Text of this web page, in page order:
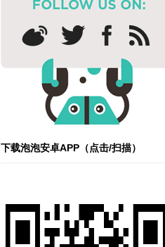
下载泡泡安卓APP（点击/扫描）